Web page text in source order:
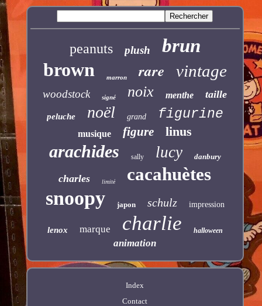
peanuts plush
brun
brown
marron rare vintage
woodstock signé noix menthe taille
peluche noël grand figurine
musique figure linus
arachides sally lucy danbury
charles limité cacahuètes
snoopy japon schulz impression
lenox marque charlie halloween
animation
Index
Contact